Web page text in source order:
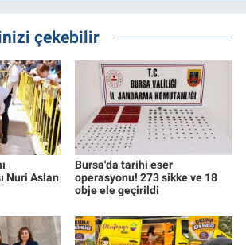
çekebilir
Nuri Aslan
Bursa'da tarihi eser
operasyonu! 273 sikke ve 18
obje ele geçirildi